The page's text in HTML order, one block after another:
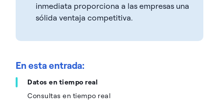
inmediata proporciona a las empresas una
sólida ventaja competitiva.
En esta entrada:
Datos en tiempo real
Consultas en tiempo real